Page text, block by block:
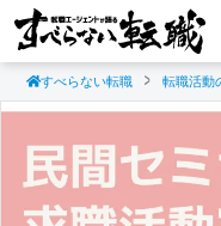
すべらない転職 転職活動